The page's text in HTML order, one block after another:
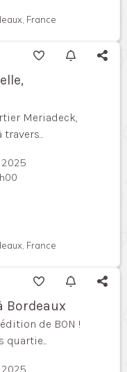
France
Meriadeck,
2025
France
Bordeaux
de BON !
quartie...
2025